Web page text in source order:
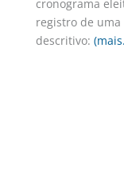
cronograma
registro de uma
descritivo: